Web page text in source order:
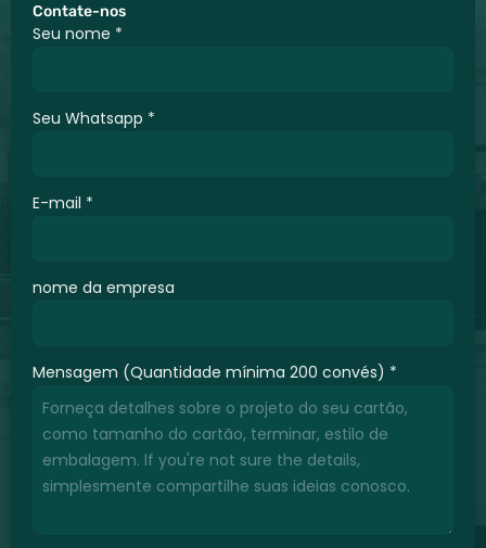
Contate-nos
Seu nome *
Seu Whatsapp *
E-mail *
nome da empresa
Mensagem (Quantidade mínima 200 convés) *